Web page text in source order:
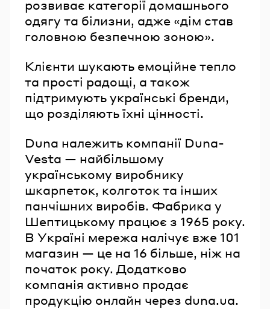
розвиває категорії домашнього
одягу та білизни, адже «дім став
головною безпечною зоною».
Клієнти шукають емоційне тепло
та прості радощі, а також
підтримують українські бренди,
що розділяють їхні цінності.
Duna належить компанії Duna-
Vesta — найбільшому
українському виробнику
шкарпеток, колготок та інших
панчішних виробів. Фабрика у
Шептицькому працює з 1965 року.
В Україні мережа налічує вже 101
магазин — це на 16 більше, ніж на
початок року. Додатково
компанія активно продає
продукцію онлайн через duna.ua.